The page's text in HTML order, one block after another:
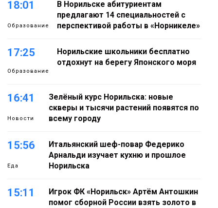
18:01
Образование
В Норильске абитуриентам
предлагают 14 специальностей с
перспективой работы в «Норникеле»
17:25
Образование
Норильские школьники бесплатно
отдохнут на берегу Японского моря
16:41
Новости
Зелёный курс Норильска: новые
скверы и тысячи растений появятся по
всему городу
15:56
Еда
Итальянский шеф-повар Федерико
Арнальди изучает кухню и прошлое
Норильска
15:11
Игрок ФК «Норильск» Артём Антошкин
помог сборной России взять золото в